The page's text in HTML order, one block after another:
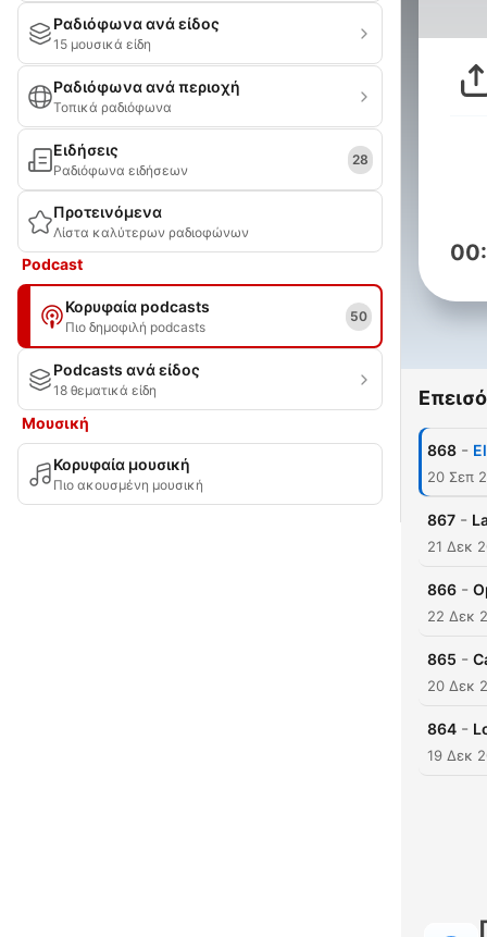
Ραδιόφωνα ανά είδος
15 μουσικά είδη
Ραδιόφωνα ανά περιοχή
Τοπικά ραδιόφωνα
Ειδήσεις
Ραδιόφωνα ειδήσεων
28
Προτεινόμενα
Λίστα καλύτερων ραδιοφώνων
Podcast
Κορυφαία podcasts
Πιο δημοφιλή podcasts
50
Podcasts ανά είδος
18 θεματικά είδη
Μουσική
Κορυφαία μουσική
Πιο ακουσμένη μουσική
868 -
20 Σεπ
867 -
21 Δεκ
866 -
22 Δεκ
865 -
20 Δεκ
864 -
19 Δεκ